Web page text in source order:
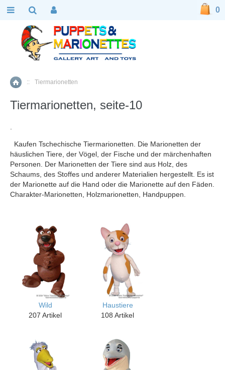
Home
:: Tiermarionetten
Tiermarionetten, seite-10
Kaufen Tschechische Tiermarionetten. Die Marionetten der
häuslichen Tiere, der Vögel, der Fische und der märchenhaften
Personen. Der Marionetten der Tiere sind aus Holz, des
Schaums, des Stoffes und anderer Materialien hergestellt. Es ist
der Marionette auf die Hand oder die Marionette auf den Fäden.
Charakter-Marionetten, Holzmarionetten, Handpuppen.
Wild
207 Artikel
Haustiere
108 Artikel
0